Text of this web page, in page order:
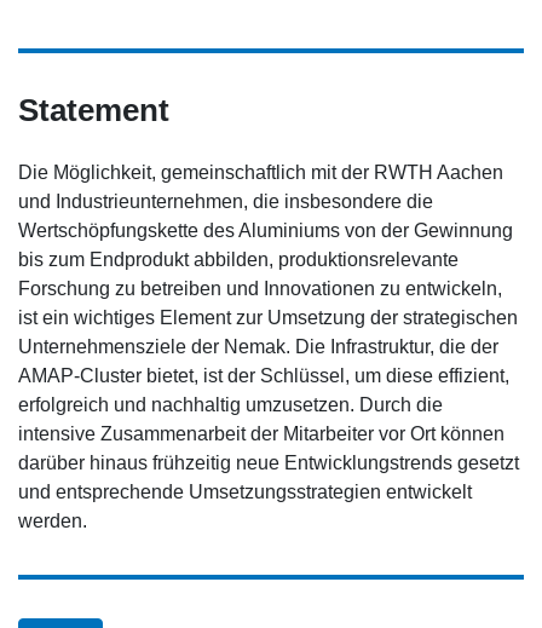
Statement
Die Möglichkeit, gemeinschaftlich mit der RWTH Aachen
und Industrieunternehmen, die insbesondere die
Wertschöpfungskette des Aluminiums von der Gewinnung
bis zum Endprodukt abbilden, produktionsrelevante
Forschung zu betreiben und Innovationen zu entwickeln,
ist ein wichtiges Element zur Umsetzung der strategischen
Unternehmensziele der Nemak. Die Infrastruktur, die der
AMAP-Cluster bietet, ist der Schlüssel, um diese effizient,
erfolgreich und nachhaltig umzusetzen. Durch die
intensive Zusammenarbeit der Mitarbeiter vor Ort können
darüber hinaus frühzeitig neue Entwicklungstrends gesetzt
und entsprechende Umsetzungsstrategien entwickelt
werden.